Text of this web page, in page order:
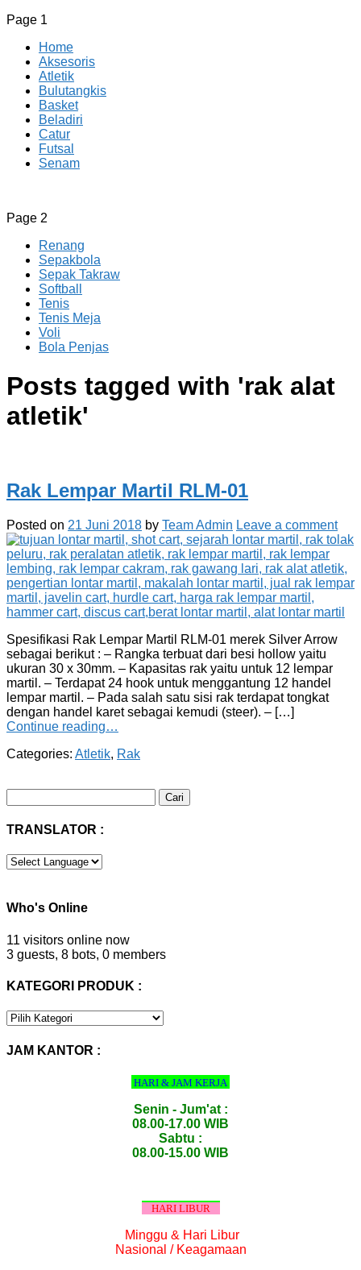
Page 1
Home
Aksesoris
Atletik
Bulutangkis
Basket
Beladiri
Catur
Futsal
Senam
CV JAYA BERSAMA Co Id
Menyediakan Semua Perlengkapan Olahraga Yang
Page 2
Renang
Sepakbola
Sepak Takraw
Softball
Tenis
Tenis Meja
Voli
Bola Penjas
Posts tagged with 'rak alat
atletik'
Rak Lempar Martil RLM-01
Posted on 21 Juni 2018 by Team Admin Leave a comment
Spesifikasi Rak Lempar Martil RLM-01 merek Silver Arrow
sebagai berikut : – Rangka terbuat dari besi hollow yaitu
ukuran 30 x 30mm. – Kapasitas rak yaitu untuk 12 lempar
martil. – Terdapat 24 hook untuk menggantung 12 handel
lempar martil. – Pada salah satu sisi rak terdapat tongkat
dengan handel karet sebagai kemudi (steer). – […]
Continue reading…
Categories: Atletik, Rak
untuk:
TRANSLATOR :
Who's Online
11 visitors online now
3 guests, 8 bots, 0 members
KATEGORI PRODUK :
KATEGORI
JAM KANTOR :
HARI & JAM KERJA
Senin - Jum'at :
08.00-17.00 WIB
Sabtu :
08.00-15.00 WIB
HARI LIBUR
Minggu & Hari Libur
Nasional / Keagamaan